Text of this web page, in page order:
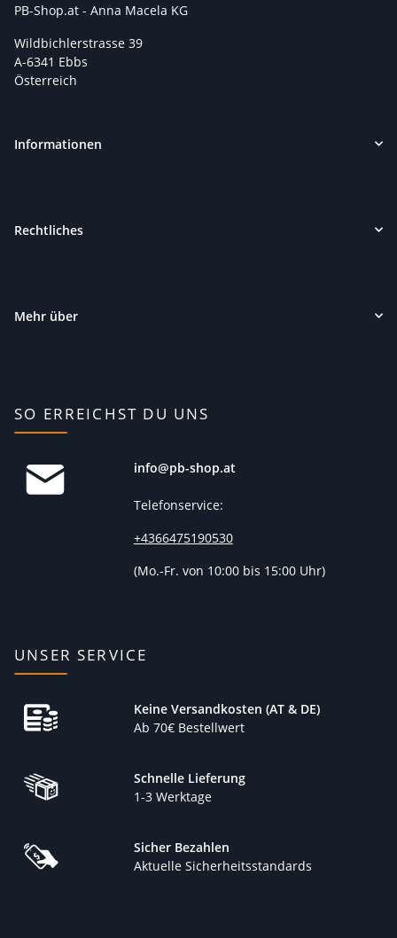
PB-Shop.at - Anna Macela KG
Wildbichlerstrasse 39
A-6341 Ebbs
Österreich
Informationen
Rechtliches
Mehr über
SO ERREICHST DU UNS
info@pb-shop.at
Telefonservice:
+4366475190530
(Mo.-Fr. von 10:00 bis 15:00 Uhr)
UNSER SERVICE
Keine Versandkosten (AT & DE)
Ab 70€ Bestellwert
Schnelle Lieferung
1-3 Werktage
Sicher Bezahlen
Aktuelle Sicherheitsstandards